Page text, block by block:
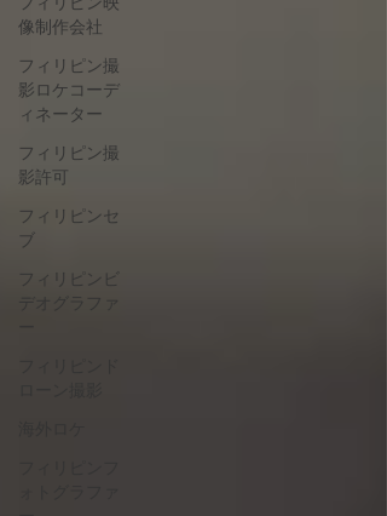
像制作会社
フィリピン撮
影ロケコーデ
ィネーター
フィリピン撮
影許可
フィリピンセ
ブ
フィリピンビ
デオグラファ